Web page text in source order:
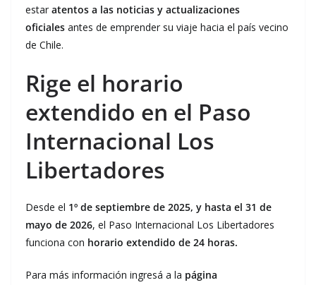
estar atentos a las noticias y actualizaciones
oficiales antes de emprender su viaje hacia el país vecino
de Chile.
Rige el horario
extendido en el Paso
Internacional Los
Libertadores
Desde el 1º de septiembre de 2025, y hasta el 31 de
mayo de 2026, el Paso Internacional Los Libertadores
funciona con horario extendido de 24 horas.
Para más información ingresá a la página